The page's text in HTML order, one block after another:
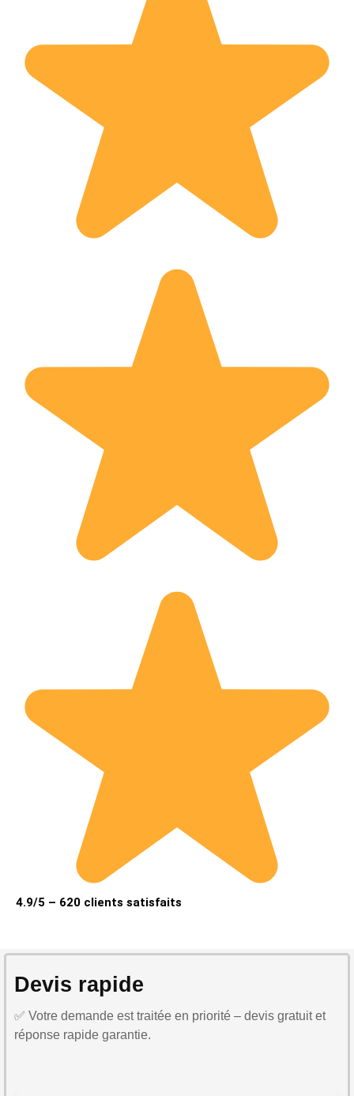
4.9/5 – 620 clients satisfaits
Devis rapide
✅ Votre demande est traitée en priorité – devis gratuit et
réponse rapide garantie.